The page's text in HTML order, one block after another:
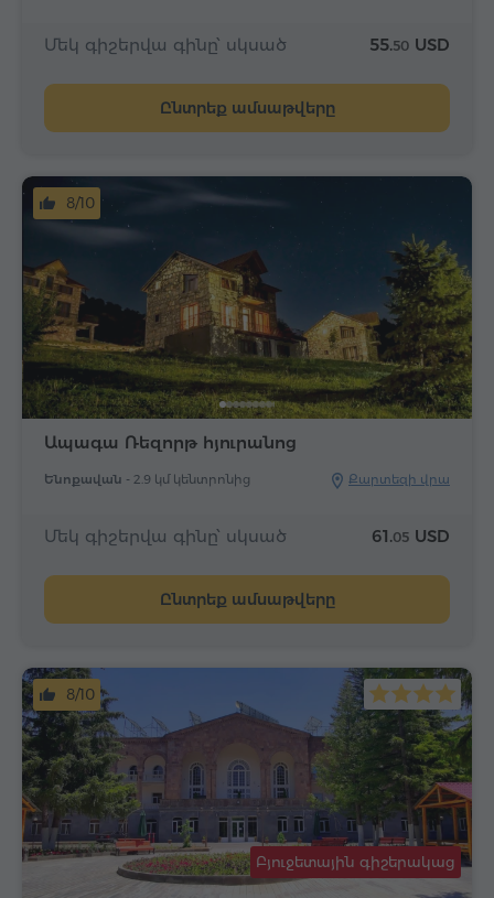
Մեկ գիշերվա գինը՝ սկսած 55.50 USD
Ընտրեք ամսաթվերը
Ապագա Ռեզորթ հյուրանոց
Ենոքավան - 2.9 կմ կենտրոնից Քարտեզի վրա
8/10
Մեկ գիշերվա գինը՝ սկսած 61.05 USD
Ընտրեք ամսաթվերը
Բյուջետային գիշերակաց
8/10